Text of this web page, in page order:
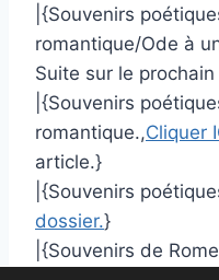
|{Souvenirs
romantique/Ode à
Suite sur le
|{Souvenirs
romantique.,Cliquer
article.}
|{Souvenirs
dossier.}
|{Souvenirs de